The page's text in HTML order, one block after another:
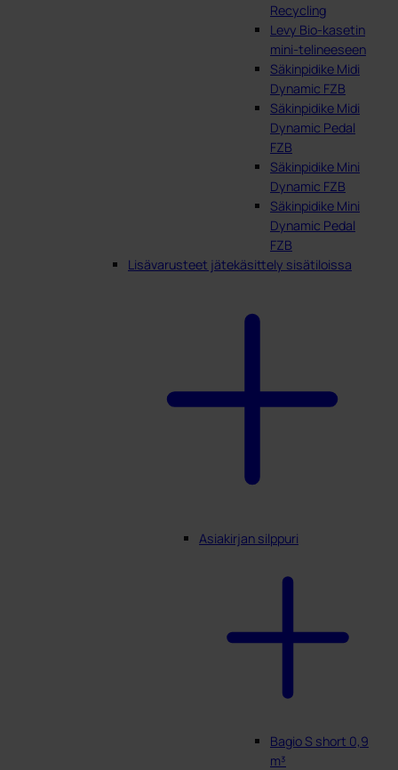
Recycling
Levy Bio-kasetin
mini-telineeseen
Säkinpidike Midi
Dynamic FZB
Säkinpidike Midi
Dynamic Pedal
FZB
Säkinpidike Mini
Dynamic FZB
Säkinpidike Mini
Dynamic Pedal
FZB
Lisävarusteet jätekäsittely sisätiloissa
Asiakirjan silppuri
Bagio S short 0,9
m³